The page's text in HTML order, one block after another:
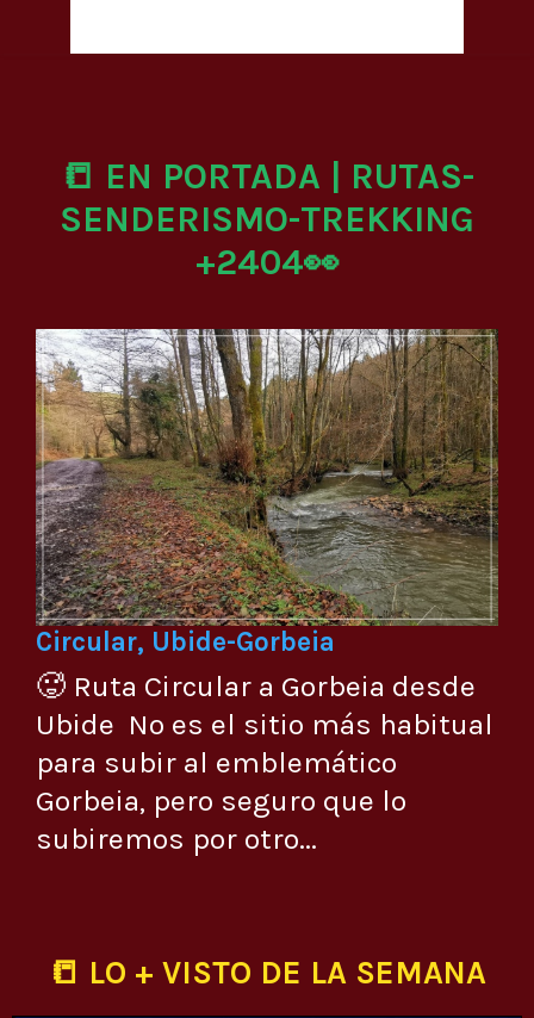
📒 EN PORTADA | RUTAS-
SENDERISMO-TREKKING
+2404👀
Circular, Ubide-Gorbeia
🥵 Ruta Circular a Gorbeia desde
Ubide No es el sitio más habitual
para subir al emblemático
Gorbeia, pero seguro que lo
subiremos por otro...
📒 LO + VISTO DE LA SEMANA